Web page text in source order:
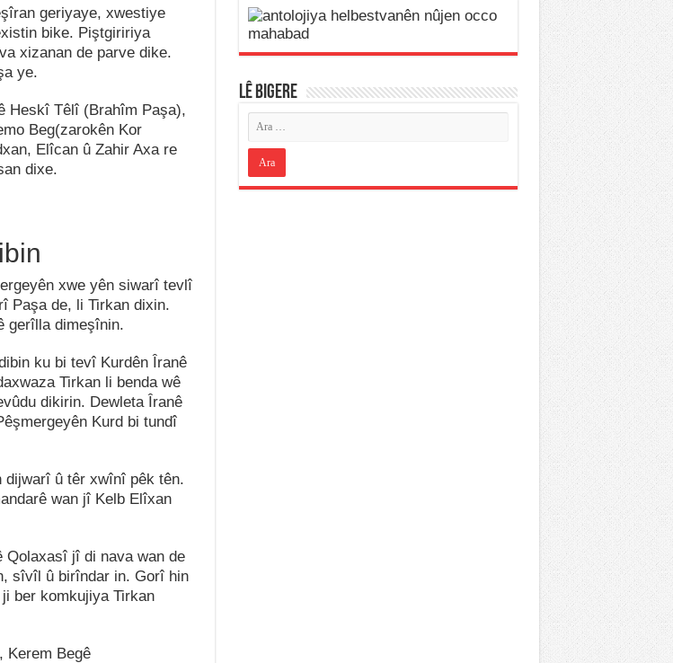
geriyaye, xwestiye
bike. Piştgiririya
xizanan de parve dike.
ye.
Heskî Têlî (Brahîm Paşa),
Beg(zarokên Kor
Elîcan û Zahir Axa re
dixe.
xwe yên siwarî tevlî
Paşa de, li Tirkan dixin.
gerîlla dimeşînin.
ku bi tevî Kurdên Îranê
Tirkan li benda wê
dikirin. Dewleta Îranê
Kurd bi tundî
dijwarî û têr xwînî pêk tên.
wan jî Kelb Elîxan
Qolaxasî jî di nava wan de
sîvîl û birîndar in. Gorî hin
ber komkujiya Tirkan
Kerem Begê
LÊ BIGERE